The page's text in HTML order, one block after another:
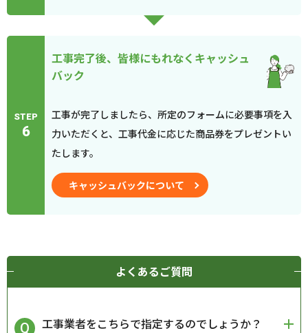
STEP
6
工事完了後、皆様にもれなくキャッシュ
バック
工事が完了しましたら、所定のフォームに必要事項を入
力いただくと、工事代金に応じた商品券をプレゼントい
たします。
キャッシュバックについて
よくあるご質問
工事業者をこちらで指定するのでしょうか？